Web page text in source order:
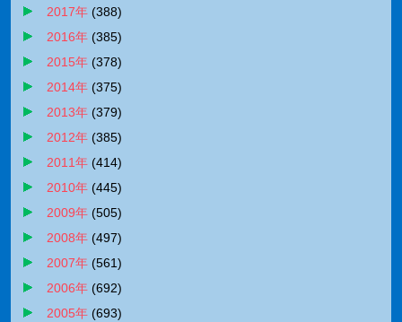
2017年 (388)
2016年 (385)
2015年 (378)
2014年 (375)
2013年 (379)
2012年 (385)
2011年 (414)
2010年 (445)
2009年 (505)
2008年 (497)
2007年 (561)
2006年 (692)
2005年 (693)